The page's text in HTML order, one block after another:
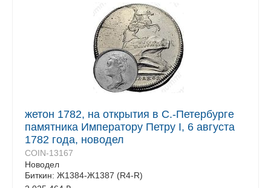
жетон 1782, на открытия в С.-Петербурге
памятника Императору Петру I, 6 августа
1782 года, новодел
COIN-13167
Новодел
Биткин: Ж1384-Ж1387 (R4-R)